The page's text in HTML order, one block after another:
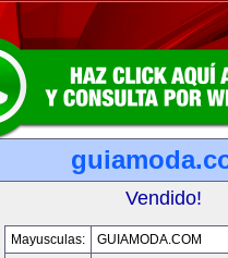
Vendido!
Mayusculas:
GUIAMODA.COM